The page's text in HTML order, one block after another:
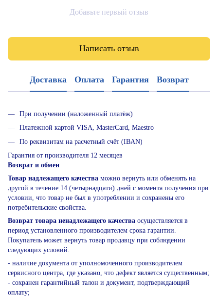
Добавьте первый отзыв
Написать отзыв
Доставка Оплата Гарантия Возврат
При получении (наложенный платёж)
Платежной картой VISA, MasterCard, Maestro
По реквизитам на расчетный счёт (IBAN)
Гарантия от производителя 12 месяцев
Возврат и обмен
Товар надлежащего качества можно вернуть или обменять на
другой в течение 14 (четырнадцати) дней с момента получения при
условии, что товар не был в употреблении и сохранены его
потребительские свойства.
Возврат товара ненадлежащего качества осуществляется в
период установленного производителем срока гарантии.
Покупатель может вернуть товар продавцу при соблюдении
следующих условий:
- наличие документа от уполномоченного производителем
сервисного центра, где указано, что дефект является существенным;
- сохранен гарантийный талон и документ, подтверждающий
оплату;